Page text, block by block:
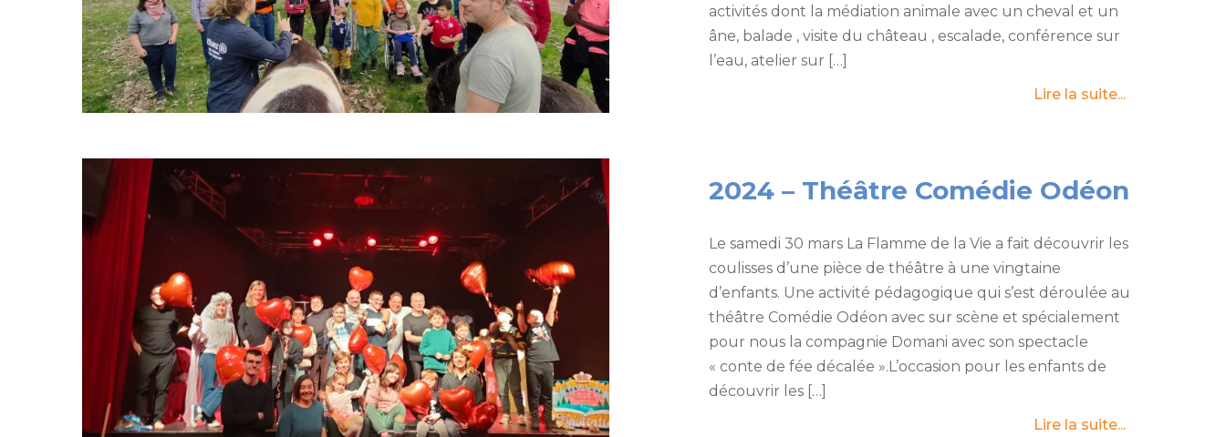
activités dont la médiation animale avec un cheval et un
âne, balade , visite du château , escalade, conférence sur
l’eau, atelier sur […]
Lire la suite...
2024 – Théâtre Comédie Odéon
Le samedi 30 mars La Flamme de la Vie a fait découvrir les
coulisses d’une pièce de théâtre à une vingtaine
d’enfants. Une activité pédagogique qui s’est déroulée au
théâtre Comédie Odéon avec sur scène et spécialement
pour nous la compagnie Domani avec son spectacle
« conte de fée décalée ».L’occasion pour les enfants de
découvrir les […]
Lire la suite...